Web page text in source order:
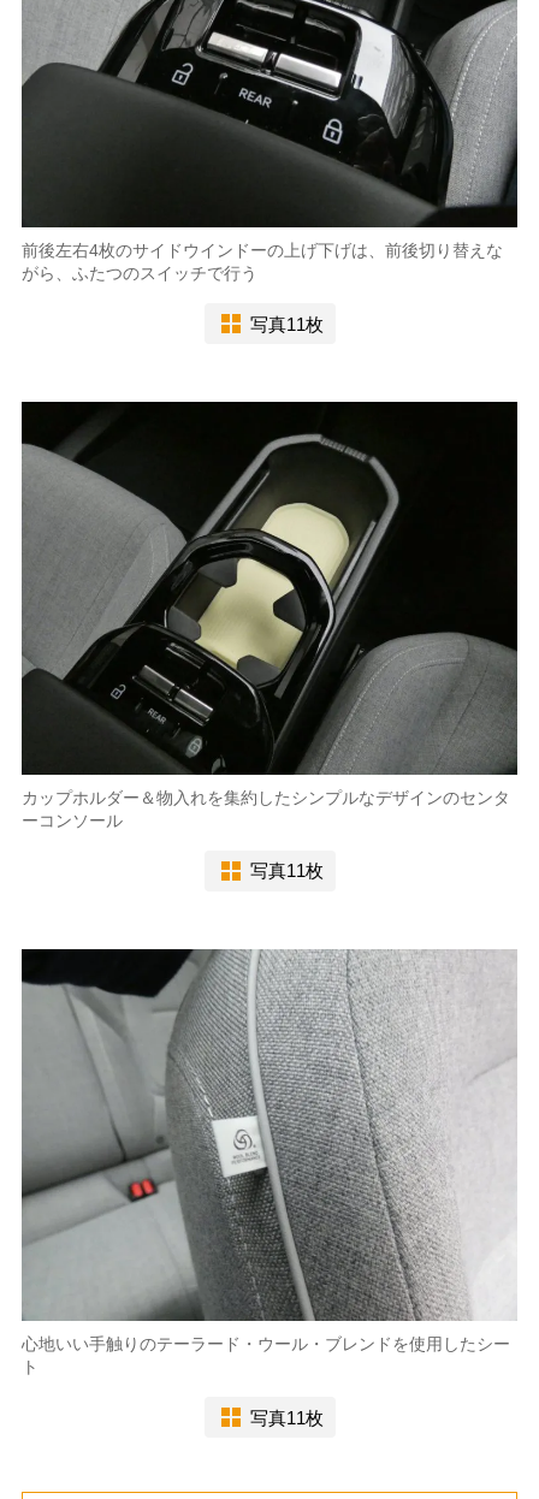
前後左右4枚のサイドウインドーの上げ下げは、前後切り替えな
がら、ふたつのスイッチで行う
写真11枚
カップホルダー＆物入れを集約したシンプルなデザインのセンタ
ーコンソール
写真11枚
心地いい手触りのテーラード・ウール・ブレンドを使用したシー
ト
写真11枚